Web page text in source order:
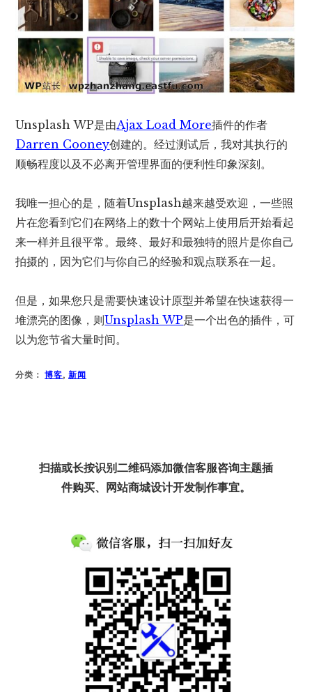
Unsplash WP是由Ajax Load More插件的作者
Darren Cooney创建的。经过测试后，我对其执行的
顺畅程度以及不必离开管理界面的便利性印象深刻。
我唯一担心的是，随着Unsplash越来越受欢迎，一些照
片在您看到它们在网络上的数十个网站上使用后开始看起
来一样并且很平常。最终、最好和最独特的照片是你自己
拍摄的，因为它们与你自己的经验和观点联系在一起。
但是，如果您只是需要快速设计原型并希望在快速获得一
堆漂亮的图像，则Unsplash WP是一个出色的插件，可
以为您节省大量时间。
分类：博客,新闻
扫描或长按识别二维码添加微信客服咨询主题插
件购买、网站商城设计开发制作事宜。